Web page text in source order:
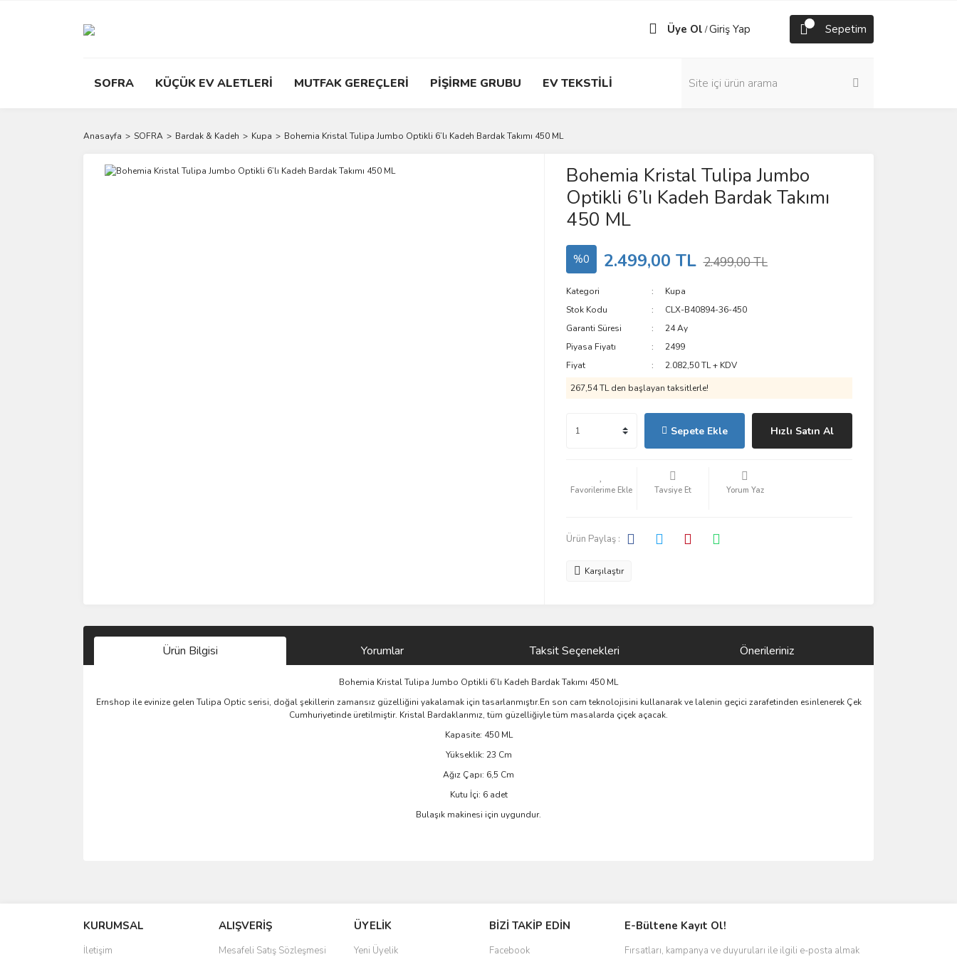
Üye Ol /Giriş Yap Sepetim
SOFRA KÜÇÜK EV ALETLERİ MUTFAK GEREÇLERİ PİŞİRME GRUBU EV TEKSTİLİ
Anasayfa SOFRA Bardak & Kadeh Kupa Bohemia Kristal Tulipa Jumbo Optikli 6’lı Kadeh Bardak Takımı 450 ML
Bohemia Kristal Tulipa Jumbo
Optikli 6’lı Kadeh Bardak Takımı
450 ML
%0 2.499,00 TL 2.499,00 TL
Kategori
Kupa
Stok Kodu
CLX-B40894-36-450
Garanti Süresi
24 Ay
Piyasa Fiyatı
2499
Fiyat
2.082,50 TL + KDV
267,54 TL den başlayan taksitlerle!
Sepete Ekle Hızlı Satın Al
Tavsiye Et Yorum Yaz
Ürün Paylaş :
Karşılaştır
Ürün Bilgisi Yorumlar Taksit Seçenekleri Önerileriniz
Bohemia Kristal Tulipa Jumbo Optikli 6’lı Kadeh Bardak Takımı 450 ML
Ernshop ile evinize gelen Tulipa Optic serisi, doğal şekillerin zamansız güzelliğini yakalamak için tasarlanmıştır.En son cam teknolojisini kullanarak ve lalenin geçici zarafetinden esinlenerek Çek
Cumhuriyetinde üretilmiştir. Kristal Bardaklarımız, tüm güzelliğiyle tüm masalarda çiçek açacak.
Kapasite: 450 ML
Yükseklik: 23 Cm
Ağız Çapı: 6,5 Cm
Kutu İçi: 6 adet
Bulaşık makinesi için uygundur.
Ürün resmi kalitesiz, bozuk veya görüntülenemiyor.
Ürün açıklamasında eksik bilgiler bulunuyor.
KURUMSAL
İletişim
ALIŞVERİŞ
Mesafeli Satış Sözleşmesi
ÜYELİK
Yeni Üyelik
BİZİ TAKİP EDİN
Facebook
E-Bültene Kayıt Ol!
Fırsatları, kampanya ve duyuruları ile ilgili e-posta almak